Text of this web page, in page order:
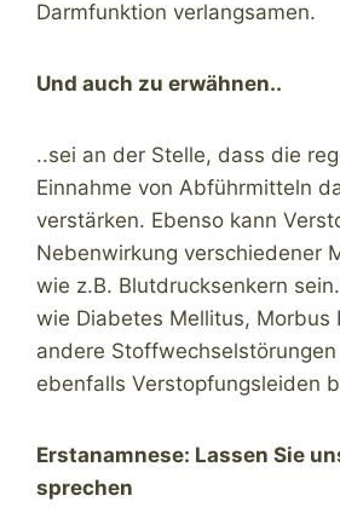
Darmfunktion verlangsamen.
Und auch zu erwähnen..
..sei an der Stelle, dass die
Einnahme von Abführmitteln
verstärken. Ebenso kann
Nebenwirkung verschiedener
wie z.B. Blutdrucksenkern
wie Diabetes Mellitus, Morbus
andere Stoffwechselstörungen
ebenfalls Verstopfungsleiden
Erstanamnese: Lassen Sie
sprechen